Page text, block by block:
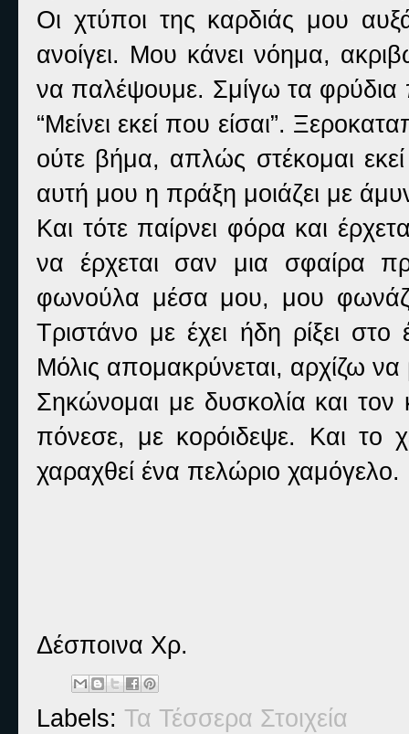
Οι χτύποι της καρδιάς μου
ανοίγει. Μου κάνει νόημα,
να παλέψουμε. Σμίγω τα φρύδια
“Μείνει εκεί που είσαι”.
ούτε βήμα, απλώς στέκομαι
αυτή μου η πράξη μοιάζει με
Και τότε παίρνει φόρα και
να έρχεται σαν μια σφαίρα
φωνούλα μέσα μου, μου
Τριστάνο με έχει ήδη ρίξει
Μόλις απομακρύνεται, αρχίζω
Σηκώνομαι με δυσκολία και
πόνεσε, με κορόιδεψε. Και το
χαραχθεί ένα πελώριο χαμόγελο.
Δέσποινα Χρ.
Labels: Τα Τέσσερα Στοιχεία